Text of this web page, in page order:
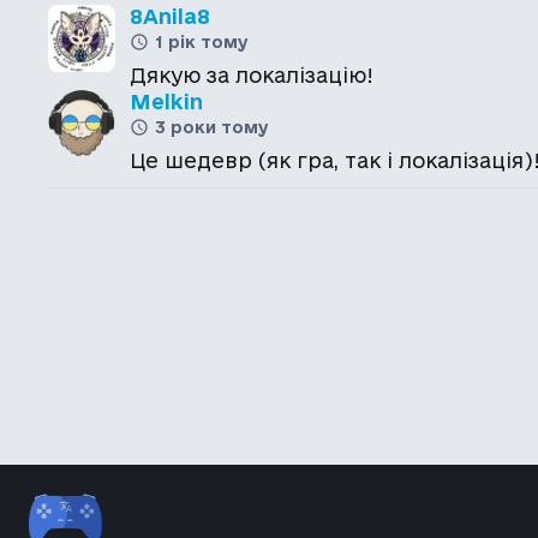
8Anila8
1 рік тому
Дякую за локалізацію!
Melkin
3 роки тому
Це шедевр (як гра, так і